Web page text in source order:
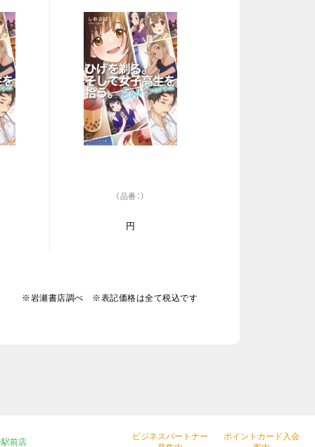
（品番：）
円
※岩瀬書店調べ ※表記価格は全て税込です
前店
ビジネスパートナー
ポイントカード入会